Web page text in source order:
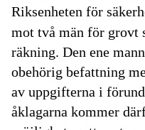
Riksenheten för
mot två män för grovt
räkning. Den ene
obehörig befattning
av uppgifterna i
åklagarna kommer